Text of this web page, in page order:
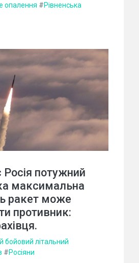
опалення #Рівненська
Росія потужний
максимальна
ракет може
противник:
бойовий літальний
#Росіяни